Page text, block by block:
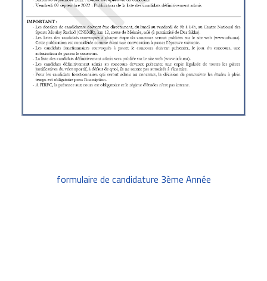
formulaire de candidature 3ème Année